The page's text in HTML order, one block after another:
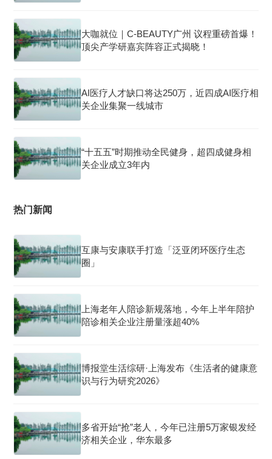
大咖就位｜C-BEAUTY广州 议程重磅首爆！
顶尖产学研嘉宾阵容正式揭晓！
AI医疗人才缺口将达250万，近四成AI医疗相
关企业集聚一线城市
“十五五”时期推动全民健身，超四成健身相
关企业成立3年内
热门新闻
互康与安康联手打造「泛亚闭环医疗生态
圈」
上海老年人陪诊新规落地，今年上半年陪护
陪诊相关企业注册量涨超40%
博报堂生活综研·上海发布《生活者的健康意
识与行为研究2026》
多省开始“抢”老人，今年已注册5万家银发经
济相关企业，华东最多